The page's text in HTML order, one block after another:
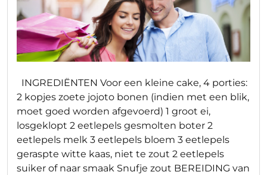
INGREDIËNTEN Voor een kleine cake, 4 porties:
2 kopjes zoete jojoto bonen (indien met een blik,
moet goed worden afgevoerd) 1 groot ei,
losgeklopt 2 eetlepels gesmolten boter 2
eetlepels melk 3 eetlepels bloem 3 eetlepels
geraspte witte kaas, niet te zout 2 eetlepels
suiker of naar smaak Snufje zout BEREIDING van